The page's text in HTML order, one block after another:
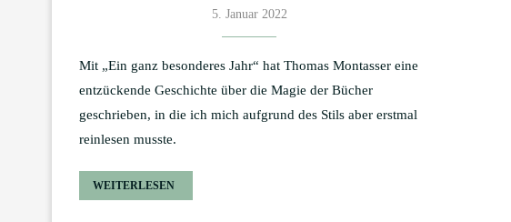
5. Januar 2022
Mit „Ein ganz besonderes Jahr“ hat Thomas Montasser eine
entzückende Geschichte über die Magie der Bücher
geschrieben, in die ich mich aufgrund des Stils aber erstmal
reinlesen musste.
WEITERLESEN